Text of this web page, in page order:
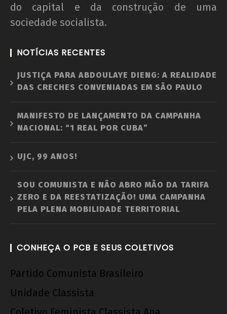
do capital e da construção de uma
sociedade socialista.
NOTÍCIAS RECENTES
JUSTIÇA PARA ABDOULAYE DIENG: A REALIDADE
DAS CRECHES CONVENIADAS EM SÃO PAULO
MANIFESTO DE LANÇAMENTO DA CAMPANHA
NACIONAL: “1 REAL POR CUBA”
UJC, 99 ANOS!
SOU COMUNISTA E NÃO ABRO MÃO DA TARIFA
ZERO E DA REESTATIZAÇÃO! UMA CAMPANHA
PELA PLENA MOBILIDADE TERRITORIAL
CONHEÇA O PCB E SEUS COLETIVOS
Partido Comunista Brasileiro
Unidade Classista